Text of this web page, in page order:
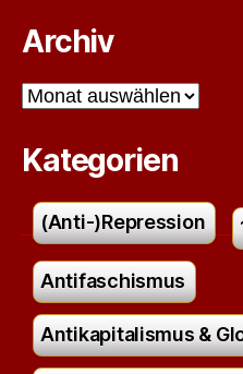
Archiv
Archiv
Kategorien
(Anti-)Repression
Antifaschismus
Antikapitalismus &